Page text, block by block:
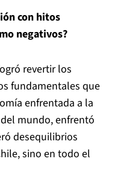
con hitos
negativos?
revertir los
fundamentales que
enfrentada a la
mundo, enfrentó
desequilibrios
sino en todo el